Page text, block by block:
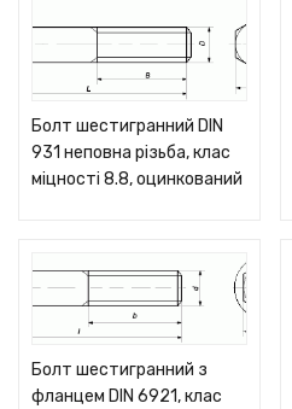
Болт шестигранний DIN
931 неповна різьба, клас
міцності 8.8, оцинкований
Болт шестигранний з
фланцем DIN 6921, клас